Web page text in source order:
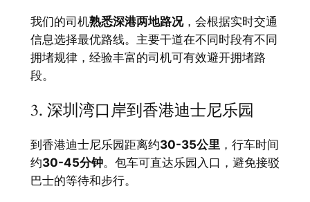
我们的司机熟悉深港两地路况，会根据实时交通
信息选择最优路线。主要干道在不同时段有不同
拥堵规律，经验丰富的司机可有效避开拥堵路
段。
3. 深圳湾口岸到香港迪士尼乐园
到香港迪士尼乐园距离约30-35公里 ，行车时间
约30-45分钟。包车可直达乐园入口，避免接驳
巴士的等待和步行。